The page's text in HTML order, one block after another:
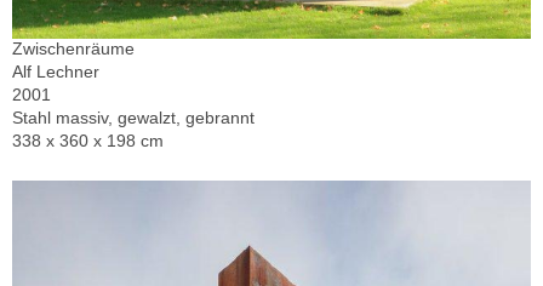
Zwischenräume
Alf Lechner
2001
Stahl massiv, gewalzt, gebrannt
338 x 360 x 198 cm